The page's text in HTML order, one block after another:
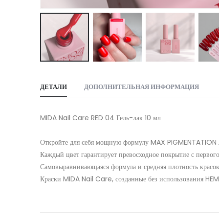
the
of
images
gallery
ДЕТАЛИ
MIDA Nail Care RED 04 Гель-лак 10 мл
Откройте для себя мощную формулу MAX
Каждый цвет гарантирует превосходное покрытие с
Самовыравнивающаяся формула и средняя плотность
Краски MIDA Nail Care, созданные без использования
ДОПОЛНИТЕЛЬНАЯ ИНФОРМАЦИЯ